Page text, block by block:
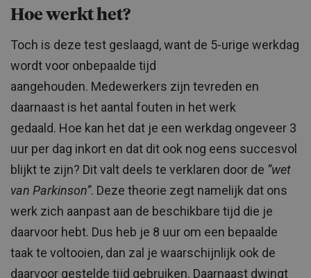
Hoe werkt het?
Toch is deze test geslaagd, want de 5-urige werkdag
wordt voor onbepaalde tijd
aangehouden. Medewerkers zijn tevreden en
daarnaast is het aantal fouten in het werk
gedaald. Hoe kan het dat je een werkdag ongeveer 3
uur per dag inkort en dat dit ook nog eens succesvol
blijkt te zijn? Dit valt deels te verklaren door de ”wet
van Parkinson”. Deze theorie zegt namelijk dat ons
werk zich aanpast aan de beschikbare tijd die je
daarvoor hebt. Dus heb je 8 uur om een bepaalde
taak te voltooien, dan zal je waarschijnlijk ook de
daarvoor gestelde tijd gebruiken. Daarnaast dwingt